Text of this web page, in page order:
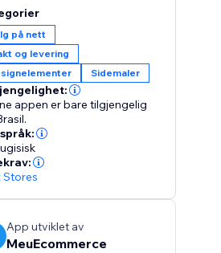
på nett
og levering
Sidemaler
appen er bare tilgjengelig
Stores
App utviklet av
MeuEcommerce